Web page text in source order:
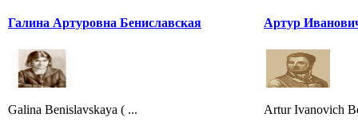
Галина Артуровна Бениславская
Galina Benislavskaya ( ...
Артур
Artur Ivanovich